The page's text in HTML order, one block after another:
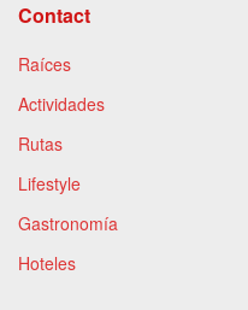
Contact
Raíces
Actividades
Rutas
Lifestyle
Gastronomía
Hoteles